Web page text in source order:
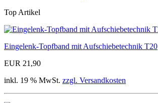
Top Artikel
Eingelenk-Topfband mit Aufschiebetechnik T20
EUR 21,90
inkl. 19 % MwSt. zzgl. Versandkosten